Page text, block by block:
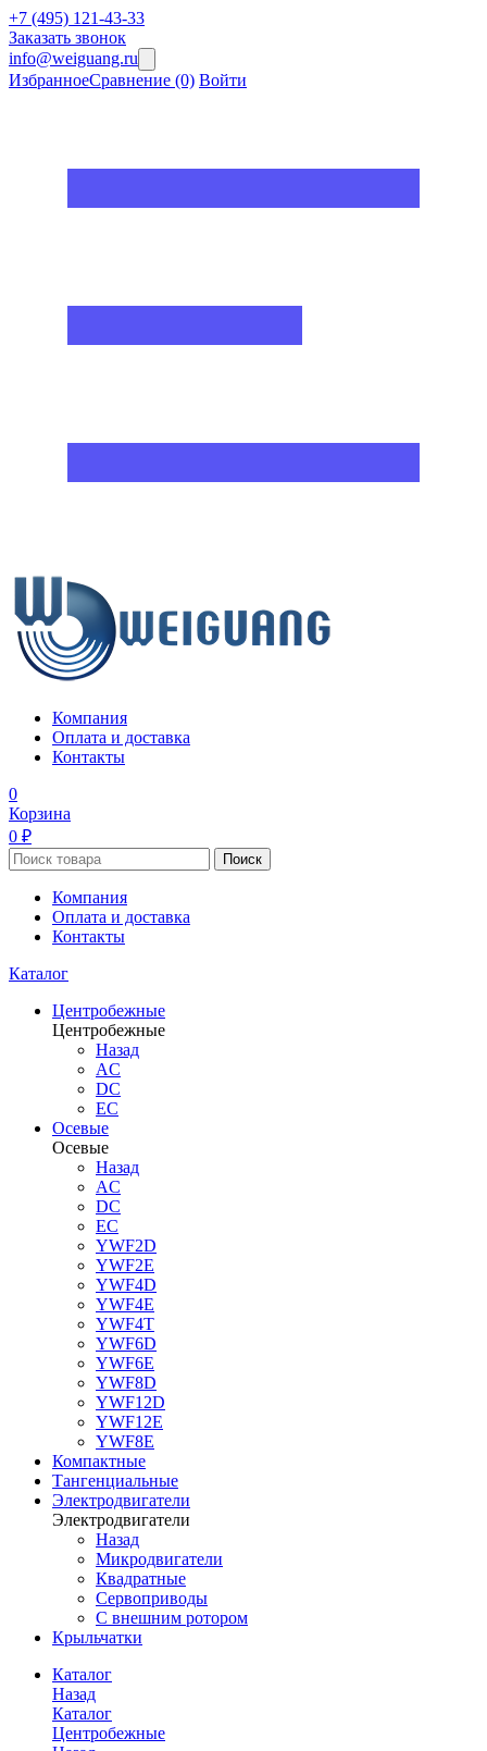
+7 (495) 121-43-33
Заказать звонок
info@weiguang.ru
ИзбранноеСравнение (0) Войти
Компания
Оплата и доставка
Контакты
0
Корзина
0 ₽
Поиск
Компания
Оплата и доставка
Контакты
Каталог
Центробежные
Центробежные
Назад
AC
DC
EC
Осевые
Осевые
Назад
AC
DC
EC
YWF2D
YWF2E
YWF4D
YWF4E
YWF4T
YWF6D
YWF6E
YWF8D
YWF12D
YWF12E
YWF8E
Компактные
Тангенциальные
Электродвигатели
Электродвигатели
Назад
Микродвигатели
Квадратные
Сервоприводы
С внешним ротором
Крыльчатки
Каталог
Назад
Каталог
Центробежные